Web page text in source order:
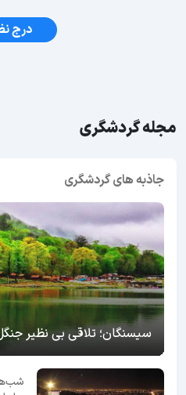
درج
مجله گردشگری
جاذبه های گردشگری
سیسنگان؛ تلاقی بی نظیر